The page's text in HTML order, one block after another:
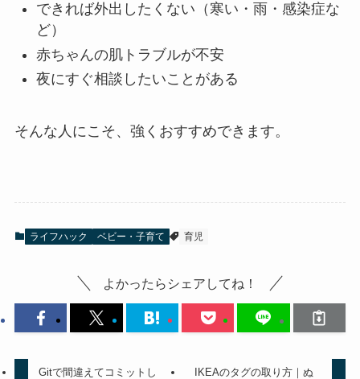
できれば外出したくない（寒い・雨・感染症な
ど）
赤ちゃんの肌トラブルが不安
夜にすぐ相談したいことがある
そんな人にこそ、強くおすすめできます。
ライフハック ベビー・子育て 育児
よかったらシェアしてね！
Gitで間違えてコミットし
IKEAのタグの取り方｜ぬ